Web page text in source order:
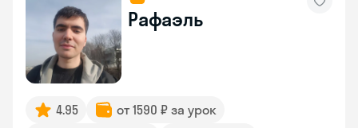
Рафаэль
4.95
от 1590 ₽ за урок